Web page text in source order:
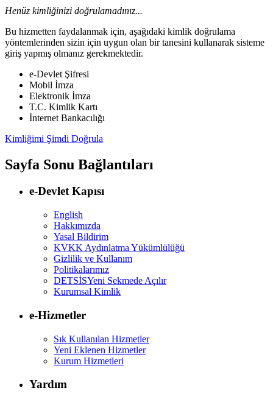
Henüz kimliğinizi doğrulamadınız...
Bu hizmetten faydalanmak için, aşağıdaki kimlik doğrulama
yöntemlerinden sizin için uygun olan bir tanesini kullanarak sisteme
giriş yapmış olmanız gerekmektedir.
e-Devlet Şifresi
Mobil İmza
Elektronik İmza
T.C. Kimlik Kartı
İnternet Bankacılığı
Kimliğimi Şimdi Doğrula
Sayfa Sonu Bağlantıları
e-Devlet Kapısı
English
Hakkımızda
Yasal Bildirim
KVKK Aydınlatma Yükümlülüğü
Gizlilik ve Kullanım
Politikalarımız
DETSİSYeni Sekmede Açılır
Kurumsal Kimlik
e-Hizmetler
Sık Kullanılan Hizmetler
Yeni Eklenen Hizmetler
Kurum Hizmetleri
Yardım